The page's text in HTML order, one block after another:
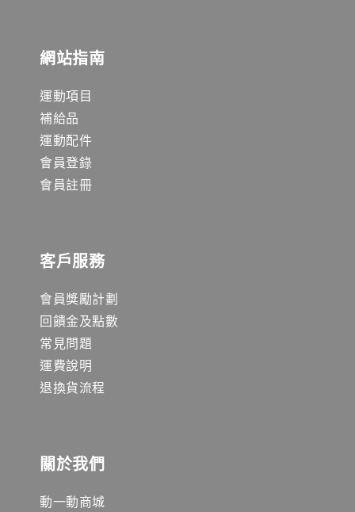
網站指南
運動項目
補給品
運動配件
會員登錄
會員註冊
客戶服務
會員獎勵計劃
回饋金及點數
常見問題
運費說明
退換貨流程
關於我們
動一動商城